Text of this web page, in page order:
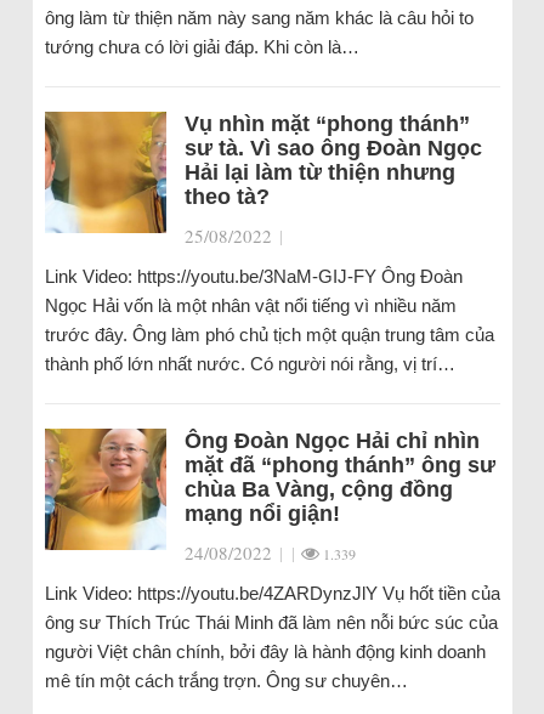
ông làm từ thiện năm này sang năm khác là câu hỏi to
tướng chưa có lời giải đáp. Khi còn là…
Vụ nhìn mặt “phong thánh”
sư tà. Vì sao ông Đoàn Ngọc
Hải lại làm từ thiện nhưng
theo tà?
25/08/2022 |
Link Video: https://youtu.be/3NaM-GIJ-FY Ông Đoàn
Ngọc Hải vốn là một nhân vật nổi tiếng vì nhiều năm
trước đây. Ông làm phó chủ tịch một quận trung tâm của
thành phố lớn nhất nước. Có người nói rằng, vị trí…
Ông Đoàn Ngọc Hải chỉ nhìn
mặt đã “phong thánh” ông sư
chùa Ba Vàng, cộng đồng
mạng nổi giận!
24/08/2022 | | 1.339
Link Video: https://youtu.be/4ZARDynzJlY Vụ hốt tiền của
ông sư Thích Trúc Thái Minh đã làm nên nỗi bức súc của
người Việt chân chính, bởi đây là hành động kinh doanh
mê tín một cách trắng trợn. Ông sư chuyên…